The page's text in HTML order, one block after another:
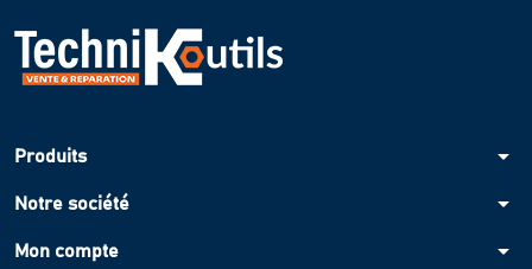
Produits arrow_drop_down
Notre société arrow_drop_down
Mon compte arrow_drop_down